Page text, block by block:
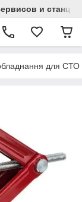
и
для СТО